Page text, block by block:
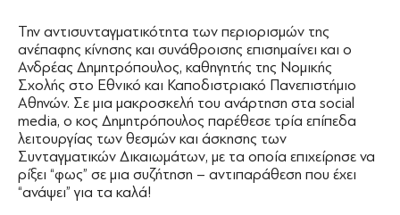
Την αντισυνταγματικότητα των περιορισμών της
ανέπαφης κίνησης και συνάθροισης επισημαίνει και ο
Ανδρέας Δημητρόπουλος, καθηγητής της Νομικής
Σχολής στο Εθνικό και Καποδιστριακό Πανεπιστήμιο
Αθηνών. Σε μια μακροσκελή του ανάρτηση στα social
media, ο κος Δημητρόπουλος παρέθεσε τρία επίπεδα
λειτουργίας των θεσμών και άσκησης των
Συνταγματικών Δικαιωμάτων, με τα οποία επιχείρησε να
ρίξει “φως” σε μια συζήτηση – αντιπαράθεση που έχει
“ανάψει” για τα καλά!